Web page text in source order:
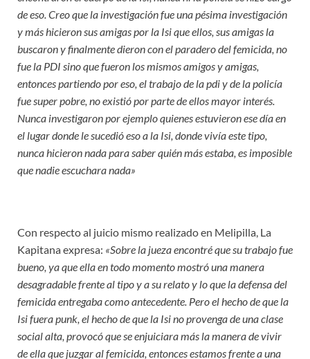
de eso. Creo que la investigación fue una pésima investigación
y más hicieron sus amigas por la Isi que ellos, sus amigas la
buscaron y finalmente dieron con el paradero del femicida, no
fue la PDI sino que fueron los mismos amigos y amigas,
entonces partiendo por eso, el trabajo de la pdi y de la policía
fue super pobre, no existió por parte de ellos mayor interés.
Nunca investigaron por ejemplo quienes estuvieron ese día en
el lugar donde le sucedió eso a la Isi, donde vivía este tipo,
nunca hicieron nada para saber quién más estaba, es imposible
que nadie escuchara nada»
Con respecto al juicio mismo realizado en Melipilla, La
Kapitana expresa: «Sobre la jueza encontré que su trabajo fue
bueno, ya que ella en todo momento mostró una manera
desagradable frente al tipo y a su relato y lo que la defensa del
femicida entregaba como antecedente. Pero el hecho de que la
Isi fuera punk, el hecho de que la Isi no provenga de una clase
social alta, provocó que se enjuiciara más la manera de vivir
de ella que juzgar al femicida, entonces estamos frente a una